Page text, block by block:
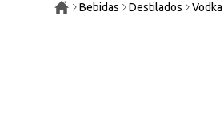
Bebidas Destilados Vodka